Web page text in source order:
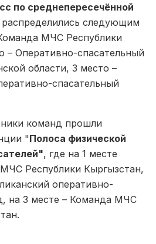
по среднепересечённой
распределились следующим
МЧС Республики
– Оперативно-спасательный
области, 3 место –
спасательный
команд прошли
"Полоса физической
, где на 1 месте
Республики Кыргызстан,
оперативно-
на 3 месте – Команда МЧС